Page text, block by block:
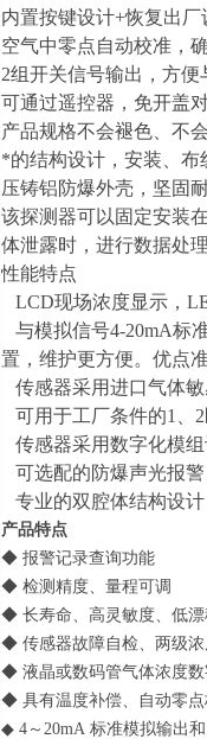
内置按键设计+恢复出
空气中零点自动校准，
2组开关信号输出，方
可通过遥控器，免开盖
产品规格不会褪色、不
*的结构设计，安装、
压铸铝防爆外壳，坚固
该探测器可以固定安装
体泄露时，进行数据处
性能特点
LCD现场浓度显示，
与模拟信号4-20mA标
置，维护更方便。优点
传感器采用进口气体
可用于工厂条件的1、
传感器采用数字化模
可选配的防爆声光报
专业的双腔体结构设
产品特点
◆ 报警记录查询功能
◆ 检测精度、量程可调
◆ 长寿命、高灵敏度、低
◆ 传感器故障自检、两级
◆ 液晶或数码管气体浓度
◆ 具有温度补偿、自动零
◆ 4～20mA 标准模拟输出